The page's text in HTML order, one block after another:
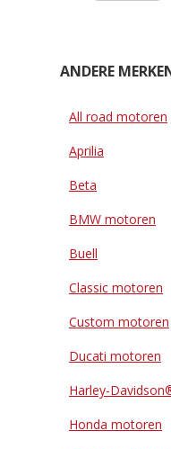
ANDERE
All road motoren
Aprilia
Beta
BMW motoren
Buell
Classic motoren
Custom motoren
Ducati motoren
Harley-
Honda motoren